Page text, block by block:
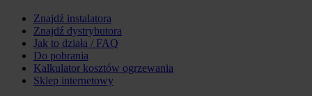
Znajdź instalatora
Znajdź dystrybutora
Jak to działa / FAQ
Do pobrania
Kalkulator kosztów ogrzewania
Sklep internetowy